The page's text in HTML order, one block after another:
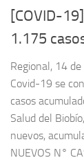
[COVID-
1.175
Regional, 14
Covid-19 se
casos
Salud del
nuevos,
NUEVOS N°